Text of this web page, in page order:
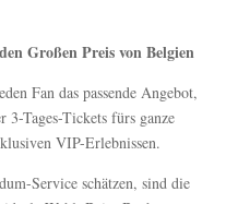
Großen Preis von Belgien
Fan das passende Angebot,
3-Tages-Tickets fürs ganze
VIP-Erlebnissen.
Service schätzen, sind die